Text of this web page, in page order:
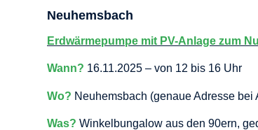
Neuhemsbach
Erdwärmepumpe mit PV-Anlage zum
Wann? 16.11.2025 – von 12 bis 16 Uhr
Wo? Neuhemsbach (genaue Adresse bei
Was? Winkelbungalow aus den 90ern,